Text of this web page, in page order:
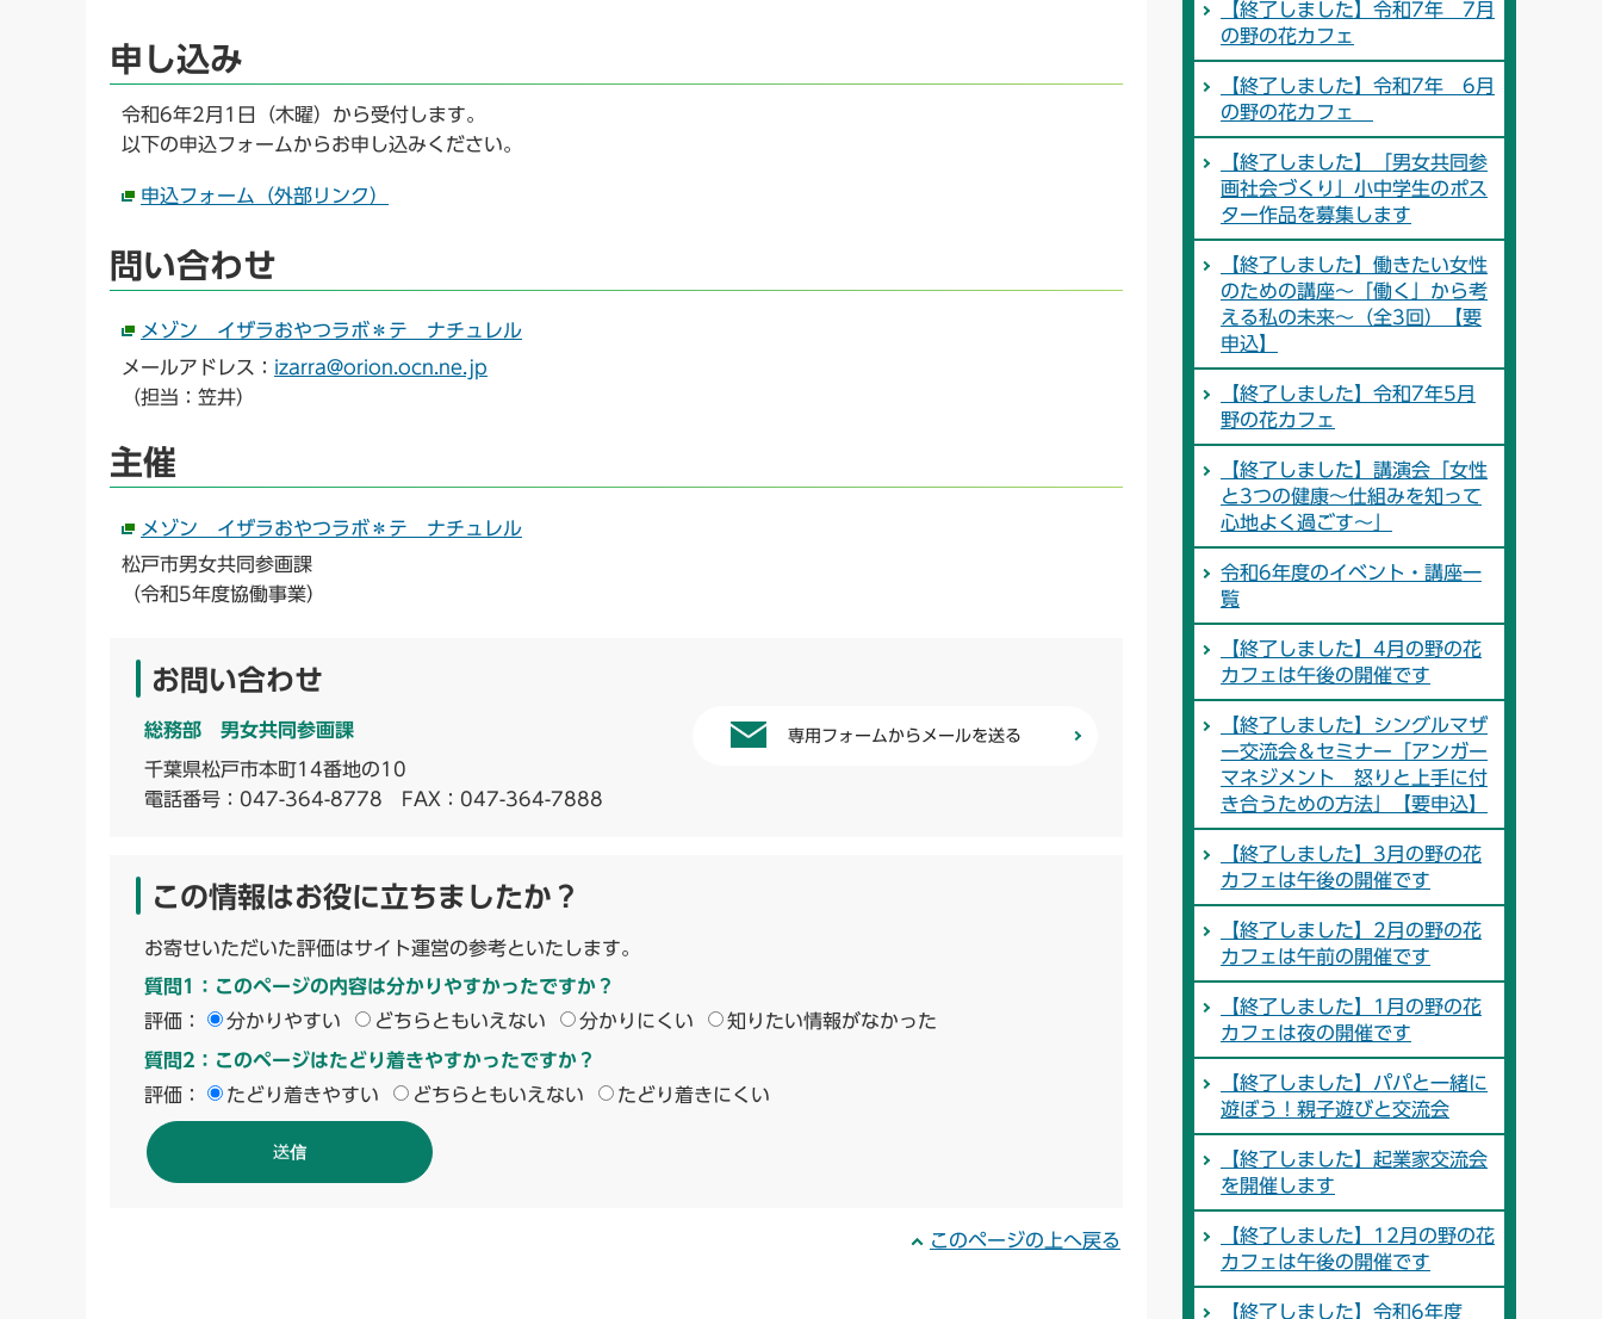
申し込み
令和6年2月1日（木曜）から受付します。
以下の申込フォームからお申し込みください。
申込フォーム（外部リンク）
問い合わせ
メゾン イザラおやつラボ＊テ ナチュレル
メールアドレス： izarra@orion.ocn.ne.jp
（担当：笠井）
主催
メゾン イザラおやつラボ＊テ ナチュレル
松戸市男女共同参画課
（令和5年度協働事業）
お問い合わせ
総務部 男女共同参画課
千葉県松戸市本町14番地の10
電話番号： 047-364-8778 FAX：047-364-7888
専用フォームからメールを送る
この情報はお役に立ちましたか？
お寄せいただいた評価はサイト運営の参考といたします。
質問1：このページの内容は分かりやすかったですか？
評価：
分かりやすい どちらともいえない 分かりにくい 知りたい情報がなかった
質問2：このページはたどり着きやすかったですか？
評価：
たどり着きやすい どちらともいえない たどり着きにくい
このページの上へ戻る
【終了しました】令和7年 7月
の野の花カフェ
【終了しました】令和7年 6月
の野の花カフェ
【終了しました】「男女共同参
画社会づくり」小中学生のポス
ター作品を募集します
【終了しました】働きたい女性
のための講座～「働く」から考
える私の未来～（全3回）【要
申込】
【終了しました】令和7年5月
野の花カフェ
【終了しました】講演会「女性
と3つの健康～仕組みを知って
心地よく過ごす～」
令和6年度のイベント・講座一
覧
【終了しました】4月の野の花
カフェは午後の開催です
【終了しました】シングルマザ
ー交流会＆セミナー「アンガー
マネジメント 怒りと上手に付
き合うための方法」【要申込】
【終了しました】3月の野の花
カフェは午後の開催です
【終了しました】2月の野の花
カフェは午前の開催です
【終了しました】1月の野の花
カフェは夜の開催です
【終了しました】パパと一緒に
遊ぼう！親子遊びと交流会
【終了しました】起業家交流会
を開催します
【終了しました】12月の野の花
カフェは午後の開催です
【終了しました】令和6年度